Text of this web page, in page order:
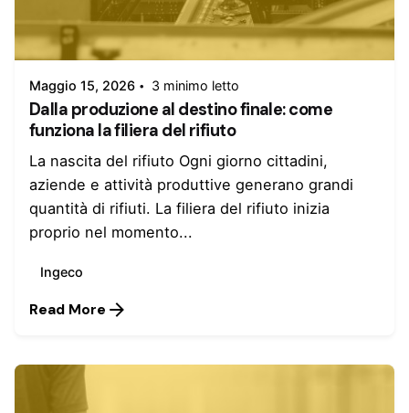
Inserito da
admin
Maggio 15, 2026 3 minimo letto
Dalla produzione al destino finale: come
funziona la filiera del rifiuto
La nascita del rifiuto Ogni giorno cittadini,
aziende e attività produttive generano grandi
quantità di rifiuti. La filiera del rifiuto inizia
proprio nel momento...
Ingeco
Read More